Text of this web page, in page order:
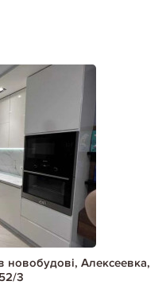
новобудові, Алексеевка,
3